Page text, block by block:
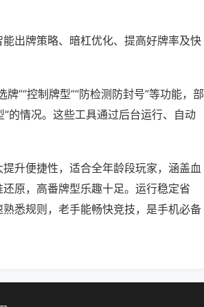
出牌策略、暗杠优化、提高好牌率及快
”“控制牌型”“防检测防封号”等功能，部
的情况。这些工具通过后台运行、自动
升便捷性，适合全年龄段玩家，涵盖血
原，高番牌型乐趣十足。运行稳定省
悉规则，老手能畅快竞技，是手机必备